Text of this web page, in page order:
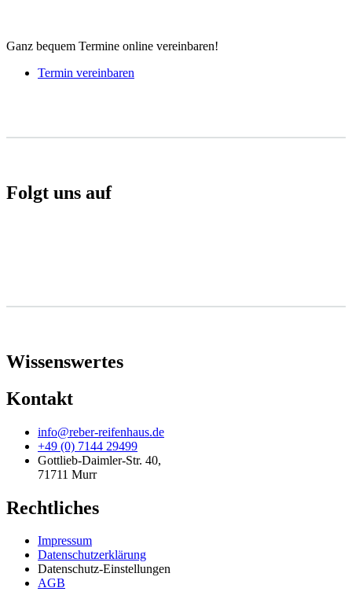
Ganz bequem Termine online vereinbaren!
Termin vereinbaren
Folgt uns auf
Wissenswertes
Kontakt
info@reber-reifenhaus.de
+49 (0) 7144 29499
Gottlieb-Daimler-Str. 40,
71711 Murr
Rechtliches
Impressum
Datenschutzerklärung
Datenschutz-Einstellungen
AGB